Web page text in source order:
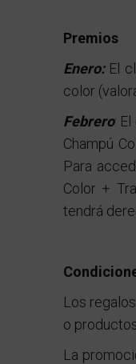
Premios
Enero:El
color
Febrero:
Champú
Para
Color +
tendrá
Los
o
La